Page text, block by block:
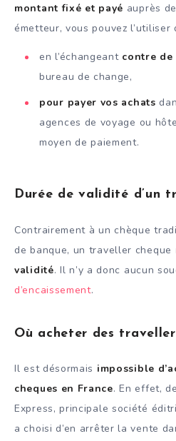
montant fixé et payé auprès
émetteur, vous pouvez l’utiliser
en l’échangeant contre de
bureau de change,
pour payer vos achats
agences de voyage ou
moyen de paiement.
Durée de validité d’un
Contrairement à un chèque
de banque, un traveller cheque
validité. Il n’y a donc aucun
d’encaissement.
Où acheter des
Il est désormais impossible
cheques en France. En effet,
Express, principale société
a choisi d’en arrêter la vente